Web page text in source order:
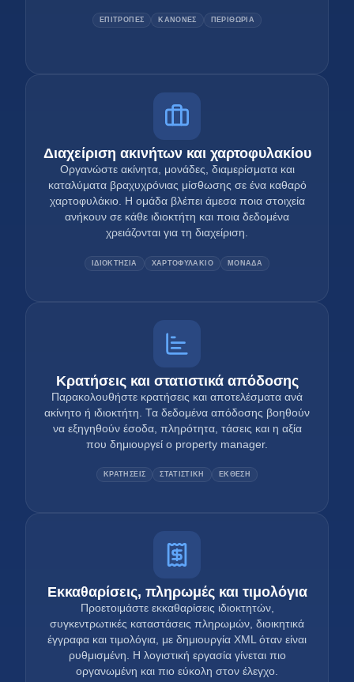
ΕΠΙΤΡΟΠΕΣ ΚΑΝΟΝΕΣ ΠΕΡΙΘΩΡΙΑ
Διαχείριση ακινήτων και χαρτοφυλακίου
Οργανώστε ακίνητα, μονάδες, διαμερίσματα και
καταλύματα βραχυχρόνιας μίσθωσης σε ένα καθαρό
χαρτοφυλάκιο. Η ομάδα βλέπει άμεσα ποια στοιχεία
ανήκουν σε κάθε ιδιοκτήτη και ποια δεδομένα
χρειάζονται για τη διαχείριση.
ΙΔΙΟΚΤΗΣΙΑ ΧΑΡΤΟΦΥΛΑΚΙΟ ΜΟΝΑΔΑ
Κρατήσεις και στατιστικά απόδοσης
Παρακολουθήστε κρατήσεις και αποτελέσματα ανά
ακίνητο ή ιδιοκτήτη. Τα δεδομένα απόδοσης βοηθούν
να εξηγηθούν έσοδα, πληρότητα, τάσεις και η αξία
που δημιουργεί ο property manager.
ΚΡΑΤΗΣΕΙΣ ΣΤΑΤΙΣΤΙΚΗ ΕΚΘΕΣΗ
Εκκαθαρίσεις, πληρωμές και τιμολόγια
Προετοιμάστε εκκαθαρίσεις ιδιοκτητών,
συγκεντρωτικές καταστάσεις πληρωμών, διοικητικά
έγγραφα και τιμολόγια, με δημιουργία XML όταν είναι
ρυθμισμένη. Η λογιστική εργασία γίνεται πιο
οργανωμένη και πιο εύκολη στον έλεγχο.